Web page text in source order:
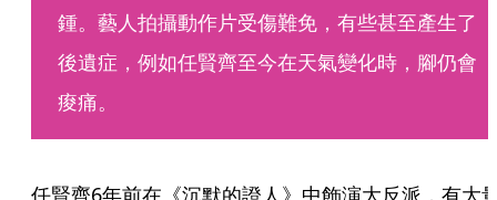
鍾。藝人拍攝動作片受傷難免，有些甚至產生了
後遺症，例如任賢齊至今在天氣變化時，腳仍會
痠痛。
任賢齊6年前在《沉默的證人》中飾演大反派，有大